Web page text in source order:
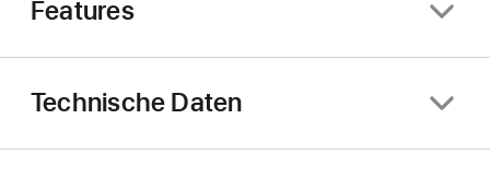
Features
Technische Daten